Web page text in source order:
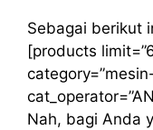
Sebagai berikut
[products
Nah, bagi Anda